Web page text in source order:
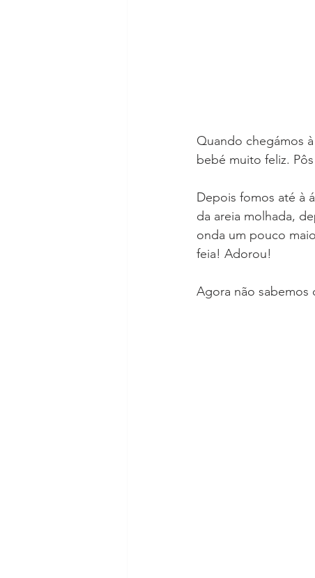
Quando chegámos
bebé muito feliz.
Depois fomos até à
da areia molhada,
onda um pouco
feia! Adorou!
Agora não sabemos